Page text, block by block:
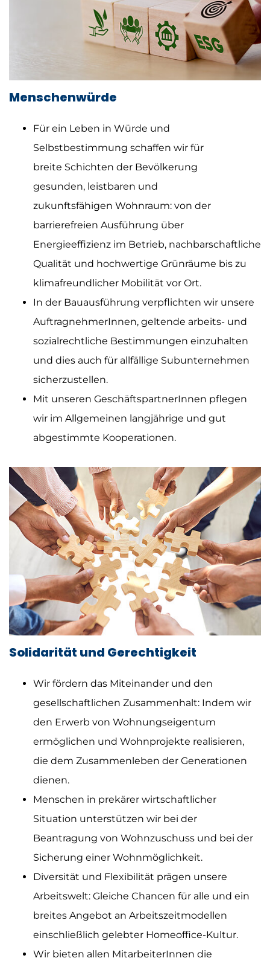
Menschenwürde
Für ein Leben in Würde und
Selbstbestimmung schaffen wir für
breite Schichten der Bevölkerung
gesunden, leistbaren und
zukunftsfähigen Wohnraum: von der
barrierefreien Ausführung über
Energieeffizienz im Betrieb, nachbarschaftliche
Qualität und hochwertige Grünräume bis zu
klimafreundlicher Mobilität vor Ort.
In der Bauausführung verpflichten wir unsere
AuftragnehmerInnen, geltende arbeits- und
sozialrechtliche Bestimmungen einzuhalten
und dies auch für allfällige Subunternehmen
sicherzustellen.
Mit unseren GeschäftspartnerInnen pflegen
wir im Allgemeinen langjährige und gut
abgestimmte Kooperationen.
Solidarität und Gerechtigkeit
Wir fördern das Miteinander und den
gesellschaftlichen Zusammenhalt: Indem wir
den Erwerb von Wohnungseigentum
ermöglichen und Wohnprojekte realisieren,
die dem Zusammenleben der Generationen
dienen.
Menschen in prekärer wirtschaftlicher
Situation unterstützen wir bei der
Beantragung von Wohnzuschuss und bei der
Sicherung einer Wohnmöglichkeit.
Diversität und Flexibilität prägen unsere
Arbeitswelt: Gleiche Chancen für alle und ein
breites Angebot an Arbeitszeitmodellen
einschließlich gelebter Homeoffice-Kultur.
Wir bieten allen MitarbeiterInnen die